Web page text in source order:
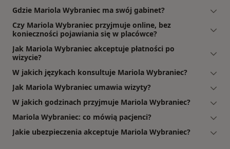
Gdzie Mariola Wybraniec ma swój gabinet?
Czy Mariola Wybraniec przyjmuje online, bez
konieczności pojawiania się w placówce?
Jak Mariola Wybraniec akceptuje płatności po
wizycie?
W jakich językach konsultuje Mariola Wybraniec?
Jak Mariola Wybraniec umawia wizyty?
W jakich godzinach przyjmuje Mariola Wybraniec?
Mariola Wybraniec: co mówią pacjenci?
Jakie ubezpieczenia akceptuje Mariola Wybraniec?